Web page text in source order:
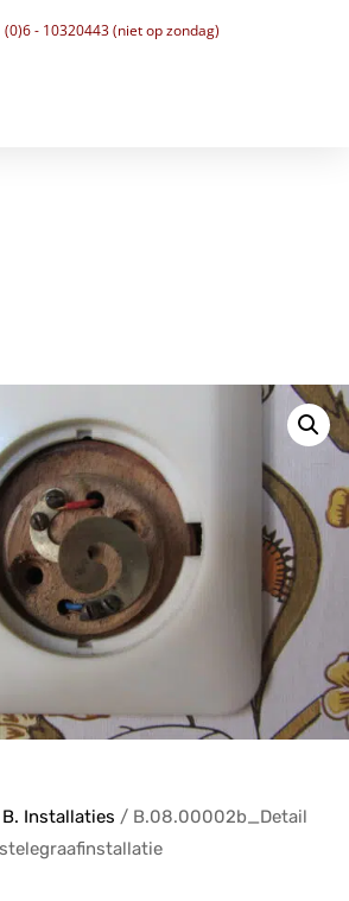
(0)6 - 10320443 (niet op zondag)
B. Installaties / B.08.00002b_Detail